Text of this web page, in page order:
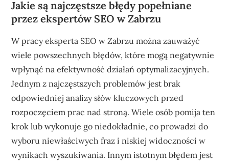
Jakie są najczęstsze błędy popełniane
przez ekspertów SEO w Zabrzu
W pracy eksperta SEO w Zabrzu można zauważyć
wiele powszechnych błędów, które mogą negatywnie
wpłynąć na efektywność działań optymalizacyjnych.
Jednym z najczęstszych problemów jest brak
odpowiedniej analizy słów kluczowych przed
rozpoczęciem prac nad stroną. Wiele osób pomija ten
krok lub wykonuje go niedokładnie, co prowadzi do
wyboru niewłaściwych fraz i niskiej widoczności w
wynikach wyszukiwania. Innym istotnym błędem jest